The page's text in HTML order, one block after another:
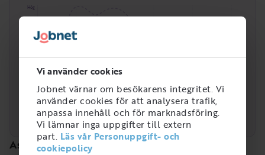
Vi använder cookies
Jobnet värnar om besökarens integritet. Vi
använder cookies för att analysera trafik,
anpassa innehåll och för marknadsföring.
Vi lämnar inga uppgifter till extern
part. Läs vår Personuppgift- och
cookiepolicy
Hög
2025
2024
2023
Produktionsteknik Ingenjörer och tekniker
Associerade kompetenser